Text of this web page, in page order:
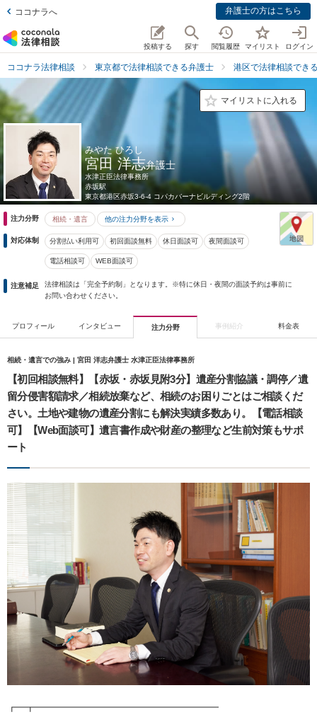
ココナラへ 弁護士の方はこちら
投稿する 探す 閲覧履歴 マイリスト ログイン
ココナラ法律相談 東京都で法律相談できる弁護士 港区で法律相談でき
マイリストに入れる
みやた ひろし
宮田 洋志弁護士
水津正臣法律事務所
赤坂駅
東京都港区赤坂3-6-4 コパカバーナビルディング2階
注力分野 相続・遺言 他の注力分野を表示
対応体制 分割払い利用可 初回面談無料 休日面談可 夜間面談可
電話相談可 WEB面談可
注意補足
法律相談は「完全予約制」となります。※特に休日・夜間の面談予約は事前に
お問い合わせください。
プロフィール インタビュー 注力分野 事例紹介 料金表
相続・遺言での強み | 宮田 洋志弁護士 水津正臣法律事務所
【初回相談無料】【赤坂・赤坂見附3分】遺産分割協議・調停／遺
留分侵害額請求／相続放棄など、相続のお困りごとはご相談くだ
さい。土地や建物の遺産分割にも解決実績多数あり。【電話相談
可】【Web面談可】遺言書作成や財産の整理など生前対策もサポ
ート
┏━┳━━━━━━━━━━━━━━━━━━━━